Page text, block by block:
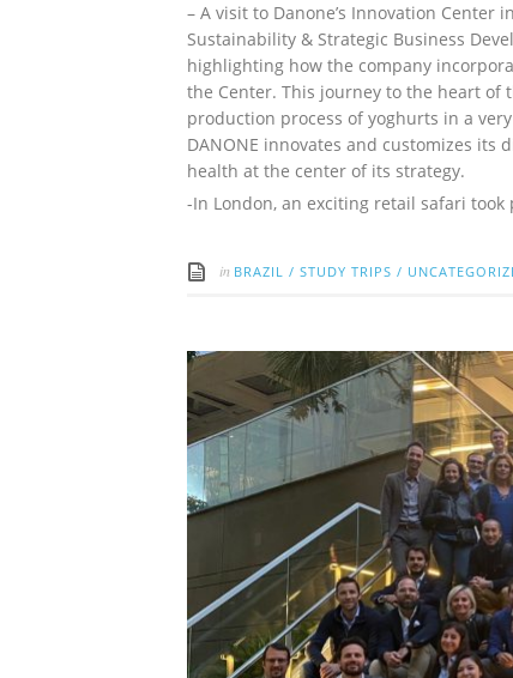
– A visit to Danone’s Innovation Center
Sustainability & Strategic Business
highlighting how the company
the Center. This journey to the heart
production process of yoghurts in a
DANONE innovates and customizes
health at the center of its strategy.
-In London, an exciting retail safari took
in BRAZIL / STUDY TRIPS /